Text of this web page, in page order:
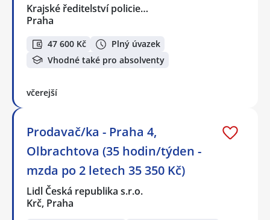
Krajské ředitelství policie…
Praha
47 600 Kč
Plný úvazek
Vhodné také pro absolventy
včerejší
Prodavač/ka - Praha 4,
Olbrachtova (35 hodin/týden -
mzda po 2 letech 35 350 Kč)
Lidl Česká republika s.r.o.
Krč, Praha